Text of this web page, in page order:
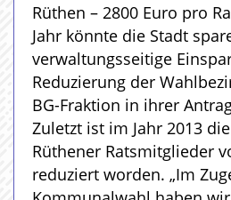
Rüthen – 2800 Euro pro
Jahr könnte die Stadt
verwaltungsseitige
Reduzierung der
BG-Fraktion in ihrer
Zuletzt ist im Jahr 2013
Rüthener Ratsmitglieder
reduziert worden. „Im